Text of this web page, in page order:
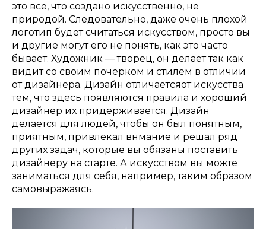
это все, что создано искусственно, не
природой. Следовательно, даже очень плохой
логотип будет считаться искусством, просто вы
и другие могут его не понять, как это часто
бывает. Художник — творец, он делает так как
видит со своим почерком и стилем в отличии
от дизайнера. Дизайн отличаетсяот искусства
тем, что здесь появляются правила и хороший
дизайнер их придерживается. Дизайн
делается для людей, чтобы он был понятным,
приятным, привлекал внмание и решал ряд
других задач, которые вы обязаны поставить
дизайнеру на старте. А искусством вы можте
заниматься для себя, например, таким образом
самовыражаясь.